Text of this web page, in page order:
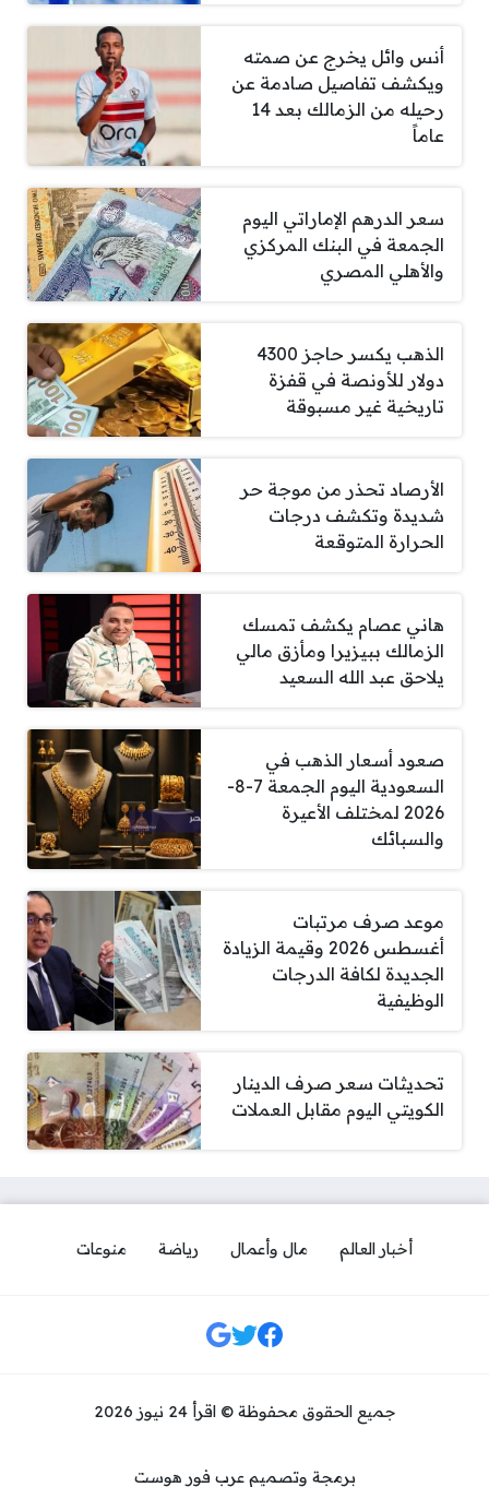
أنس وائل يخرج عن صمته
ويكشف تفاصيل صادمة عن
رحيله من الزمالك بعد 14
عاماً
سعر الدرهم الإماراتي اليوم
الجمعة في البنك المركزي
والأهلي المصري
الذهب يكسر حاجز 4300
دولار للأونصة في قفزة
تاريخية غير مسبوقة
الأرصاد تحذر من موجة حر
شديدة وتكشف درجات
الحرارة المتوقعة
هاني عصام يكشف تمسك
الزمالك ببيزيرا ومأزق مالي
يلاحق عبد الله السعيد
صعود أسعار الذهب في
السعودية اليوم الجمعة 7-8-
2026 لمختلف الأعيرة
والسبائك
موعد صرف مرتبات
أغسطس 2026 وقيمة الزيادة
الجديدة لكافة الدرجات
الوظيفية
تحديثات سعر صرف الدينار
الكويتي اليوم مقابل العملات
أخبار العالم مال وأعمال رياضة منوعات
مواقع التواصل
جميع الحقوق محفوظة © اقرأ 24 نيوز 2026
برمجة وتصميم عرب فور هوست